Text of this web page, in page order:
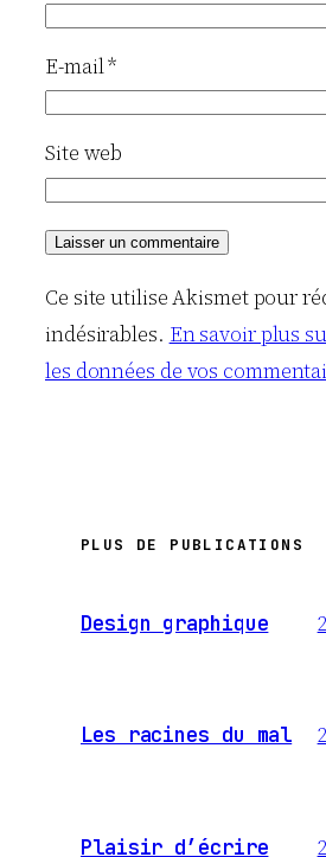
E-mail*
Site web
Ce site utilise Akismet pour
indésirables. En savoir plus
les données de vos
PLUS DE PUBLICATIONS
Design graphique
Les racines du mal
Plaisir d’écrire